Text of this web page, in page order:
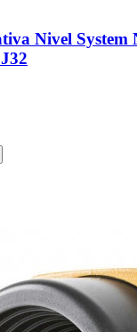
Nivel System